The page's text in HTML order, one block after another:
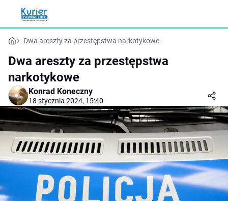
Dwa areszty za przestępstwa narkotykowe
Dwa areszty za przestępstwa
narkotykowe
Konrad Koneczny
18 stycznia 2024, 15:40